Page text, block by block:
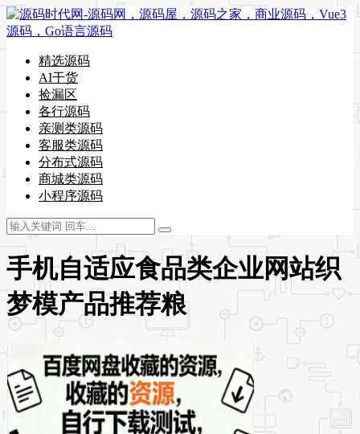
精选源码
AI干货
捡漏区
各行源码
亲测类源码
客服类源码
分布式源码
商城类源码
小程序源码
手机自适应食品类企业网站织
梦模产品推荐粮